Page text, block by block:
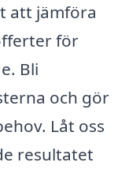
att jämföra
för
Bli
och gör
Låt oss
resultatet